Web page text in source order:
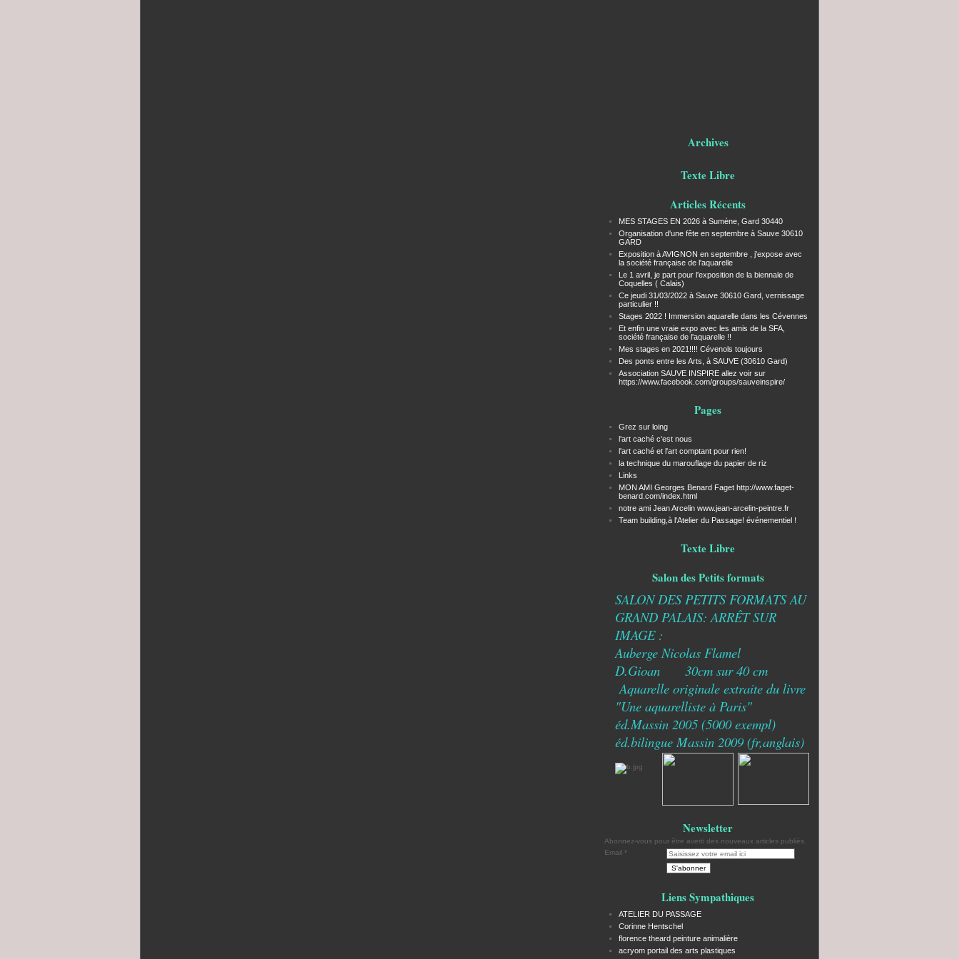
Archives
Texte Libre
Articles Récents
MES STAGES EN 2026 à Sumène, Gard 30440
Organisation d'une fête en septembre à Sauve 30610
GARD
Exposition à AVIGNON en septembre , j'expose avec
la société française de l'aquarelle
Le 1 avril, je part pour l'exposition de la biennale de
Coquelles ( Calais)
Ce jeudi 31/03/2022 à Sauve 30610 Gard, vernissage
particulier !!
Stages 2022 ! Immersion aquarelle dans les Cévennes
Et enfin une vraie expo avec les amis de la SFA,
société française de l'aquarelle !!
Mes stages en 2021!!!! Cévenols toujours
Des ponts entre les Arts, à SAUVE (30610 Gard)
Association SAUVE INSPIRE allez voir sur
https://www.facebook.com/groups/sauveinspire/
Pages
Grez sur loing
l'art caché c'est nous
l'art caché et l'art comptant pour rien!
la technique du marouflage du papier de riz
Links
MON AMI Georges Benard Faget http://www.faget-
benard.com/index.html
notre ami Jean Arcelin www.jean-arcelin-peintre.fr
Team building,à l'Atelier du Passage! événementiel !
Texte Libre
Salon des Petits formats
SALON DES PETITS FORMATS AU
GRAND PALAIS: ARRÊT SUR
IMAGE :
Auberge Nicolas Flamel
D.Gioan 30cm sur 40 cm
Aquarelle originale extraite du livre
"Une aquarelliste à Paris"
éd.Massin 2005 (5000 exempl)
éd.bilingue Massin 2009 (fr,anglais)
Newsletter
Abonnez-vous pour être averti des nouveaux articles publiés.
Email
Liens Sympathiques
ATELIER DU PASSAGE
Corinne Hentschel
florence theard peinture animalière
acryom portail des arts plastiques